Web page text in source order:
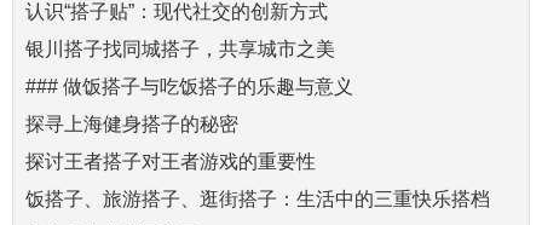
认识“搭子贴”：现代社交的创新方式
银川搭子找同城搭子，共享城市之美
### 做饭搭子与吃饭搭子的乐趣与意义
探寻上海健身搭子的秘密
探讨王者搭子对王者游戏的重要性
饭搭子、旅游搭子、逛街搭子：生活中的三重快乐搭档